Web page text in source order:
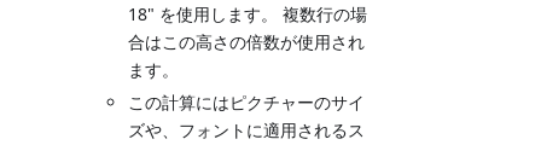
18" を使用します。 複数行の場
合はこの高さの倍数が使用され
ます。
この計算にはピクチャーのサイ
ズや、フォントに適用されるス